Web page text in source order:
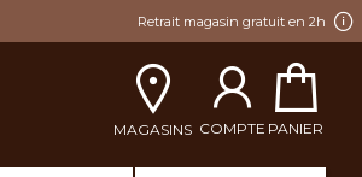
Retrait magasin gratuit en 2h
MAGASINS COMPTE PANIER